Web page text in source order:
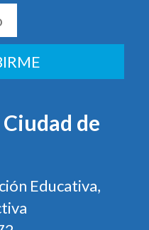
de
Educativa,